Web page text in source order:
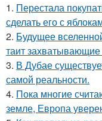
1. Перестала
сделать его с
2. Будущее
таит
3. В Дубае
самой реальности.
4. Пока многие
земле, Европа